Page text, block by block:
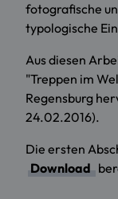
fotografische
typologische
Aus diesen
"Treppen im
Regensburg
24.02.2016).
Die ersten
Download